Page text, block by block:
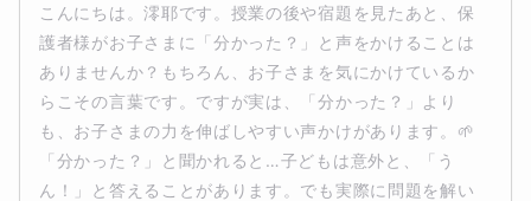
こんにちは。澪耶です。授業の後や宿題を見たあと、保
護者様がお子さまに「分かった？」と声をかけることは
ありませんか？もちろん、お子さまを気にかけているか
らこその言葉です。ですが実は、「分かった？」より
も、お子さまの力を伸ばしやすい声かけがあります。🌱
「分かった？」と聞かれると…子どもは意外と、「う
ん！」と答えることがあります。でも実際に問題を解い